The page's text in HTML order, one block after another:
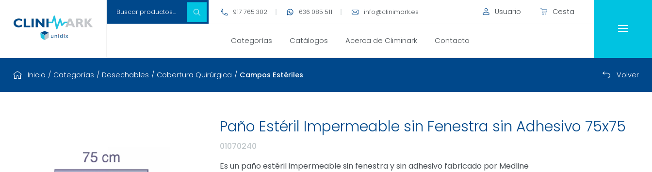
917 765 302 636 085 511 info@clinimark.es Usuario Cesta
Categorías Catálogos Acerca de Climinark Contacto
Inicio / Categorías / Desechables / Cobertura Quirúrgica / Campos Estériles Volver
Paño Estéril Impermeable sin Fenestra sin Adhesivo 75x75
01070240
Es un paño estéril impermeable sin fenestra y sin adhesivo fabricado por Medline